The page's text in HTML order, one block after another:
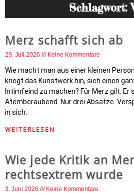
Schlagwort:
Merz schafft sich ab
29. Juli 2026 Keine Kommentare
Wie macht man aus einer kleinen
kriegt das Kunstwerk hin, sich einen
Intimfeind zu machen? Für Merz gilt: Er
Atemberaubend. Nur drei Absätze.
in sich.
WEITERLESEN
Wie jede Kritik an
rechtsextrem wurde
3. Juni 2026 Keine Kommentare